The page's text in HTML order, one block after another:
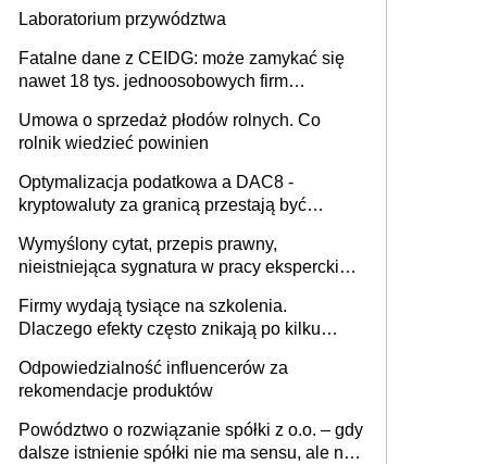
Laboratorium przywództwa
Fatalne dane z CEIDG: może zamykać się
nawet 18 tys. jednoosobowych firm
Umowa o sprzedaż płodów rolnych. Co
rolnik wiedzieć powinien
Optymalizacja podatkowa a DAC8 -
kryptowaluty za granicą przestają być
Wymyślony cytat, przepis prawny,
nieistniejąca sygnatura w pracy eksperckiej -
firmie
Firmy wydają tysiące na szkolenia.
Dlaczego efekty często znikają po kilku
Odpowiedzialność influencerów za
rekomendacje produktów
Powództwo o rozwiązanie spółki z o.o. – gdy
dalsze istnienie spółki nie ma sensu, ale nie